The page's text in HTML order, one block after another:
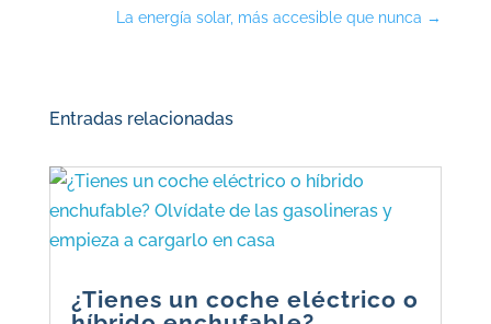
La energía solar, más accesible que nunca →
Entradas relacionadas
¿Tienes un coche eléctrico o